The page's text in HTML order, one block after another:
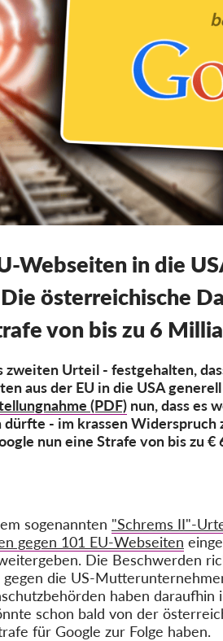
Webseiten in die
österreichische
von bis zu 6
Urteil - festgehalten,
aus der EU in die USA
(PDF) nun, dass es
- im krassen Widerspruch
nun eine Strafe von bis zu
sogenannten "Schrems II"-
gegen 101 EU-Webseiten
Die Beschwerden
die US-
haben daraufhin
schon bald von der
für Google zur Folge haben.